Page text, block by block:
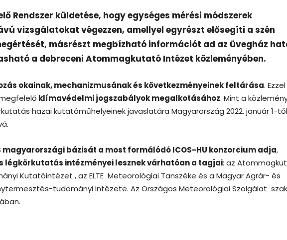
Rendszer küldetése, hogy egységes mérési módszerek
vizsgálatokat végezzen, amellyel egyrészt elősegíti a szén
másrészt megbízható információt ad az üvegház
a debreceni Atommagkutató Intézet közleményében.
okainak, mechanizmusának és következményeinek feltárása. Ezzel
klímavédelmi jogszabályok megalkotásához. Mint a
hazai kutatóműhelyeinek javaslatára Magyarország 2022. január 1-
magyarországi bázisát a most formálódó ICOS-HU konzorcium adja,
légkörkutatás intézményei lesznek várhatóan a tagjai: az
Kutatóintézet , az ELTE Meteorológiai Tanszéke és a Magyar Agrár- és
tudományi Intézete. Az Országos Meteorológiai Szolgálat